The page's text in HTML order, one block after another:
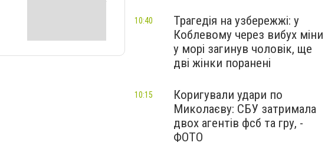
Трагедія на узбережжі: у
Коблевому через вибух міни
у морі загинув чоловік, ще
дві жінки поранені
10:40
Коригували удари по
Миколаєву: СБУ затримала
двох агентів фсб та гру, -
ФОТО
10:15